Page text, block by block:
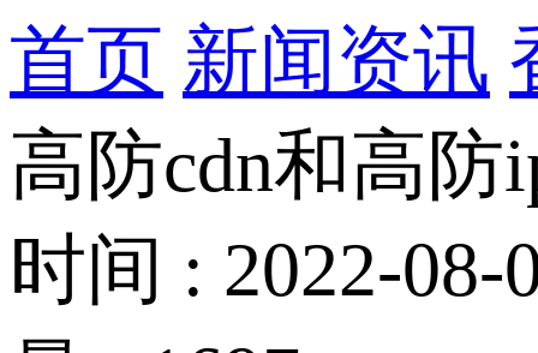
首页 新闻资讯
高防cdn和高防
时间 : 2022-08-